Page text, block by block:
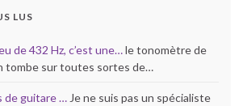
LUS
de 432 Hz, c’est une…le tonomètre de
tombe sur toutes sortes de…
de guitare …Je ne suis pas un spécialiste